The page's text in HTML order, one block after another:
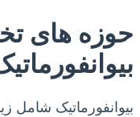
حوزه های
بیوانفورماتیک شامل